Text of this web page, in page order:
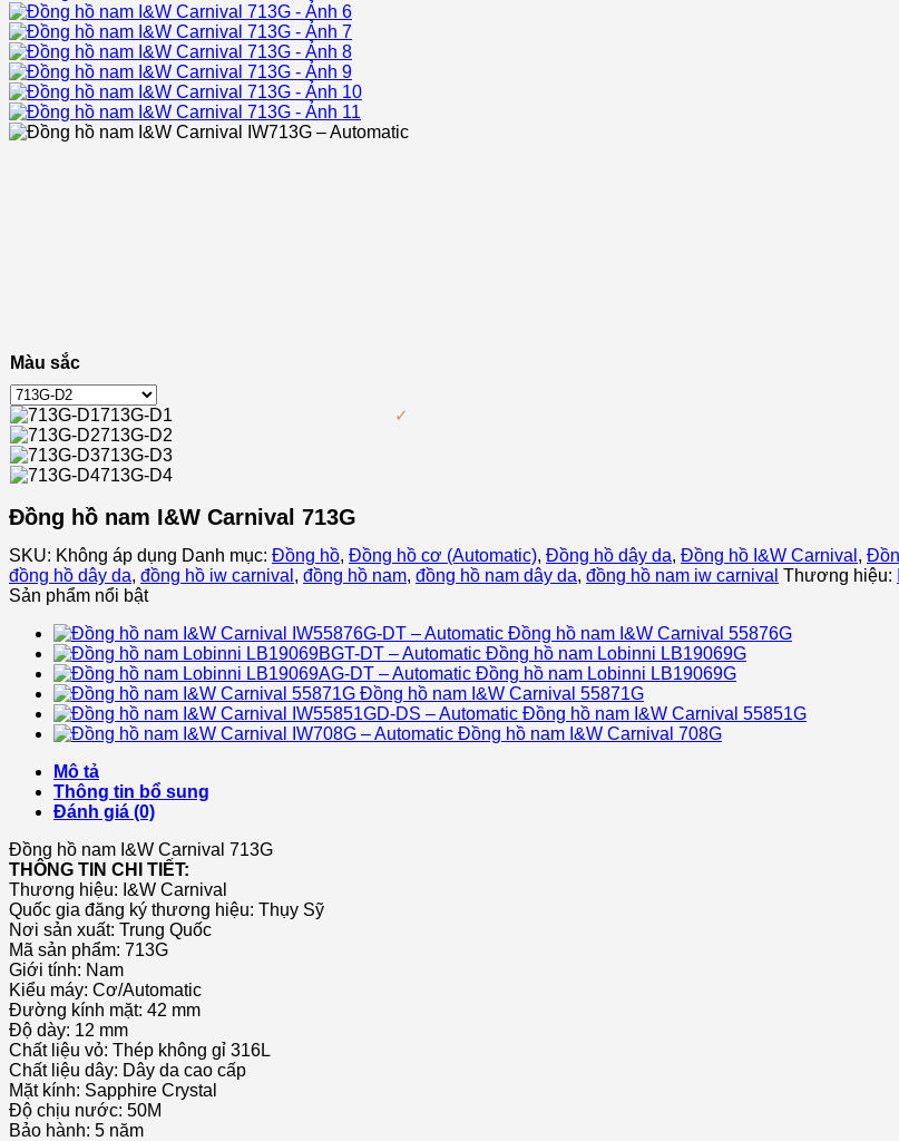
Màu sắc
713G-D1
713G-D2
713G-D3
713G-D4
Đồng hồ nam I&W Carnival 713G
SKU: Không áp dụng Danh mục: Đồng hồ, Đồng hồ cơ (Automatic), Đồng hồ dây da, Đồng hồ I&W Carnival ,
đồng hồ dây da, đồng hồ iw carnival , đồng hồ nam, đồng hồ nam dây da, đồng hồ nam iw carnival Thương hiệu:
Sản phẩm nổi bật
Đồng hồ nam I&W Carnival 55876G
Đồng hồ nam Lobinni LB19069G
Đồng hồ nam Lobinni LB19069G
Đồng hồ nam I&W Carnival 55871G
Đồng hồ nam I&W Carnival 55851G
Đồng hồ nam I&W Carnival 708G
Mô tả
Thông tin bổ sung
Đánh giá (0)
Đồng hồ nam I&W Carnival 713G
THÔNG TIN CHI TIẾT:
Thương hiệu: I&W Carnival
Quốc gia đăng ký thương hiệu: Thụy Sỹ
Nơi sản xuất: Trung Quốc
Mã sản phẩm: 713G
Giới tính: Nam
Kiểu máy: Cơ/Automatic
Đường kính mặt: 42 mm
Độ dày: 12 mm
Chất liệu vỏ: Thép không gỉ 316L
Chất liệu dây: Dây da cao cấp
Mặt kính: Sapphire Crystal
Độ chịu nước: 50M
Bảo hành: 5 năm